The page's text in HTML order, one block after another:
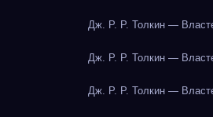
Дж. Р. Р. Толкин —
Дж. Р. Р. Толкин —
Дж. Р. Р. Толкин —